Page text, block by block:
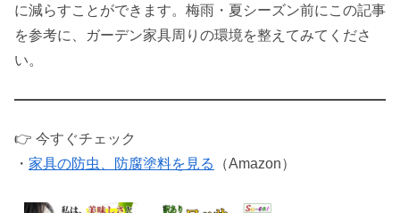
に減らすことができます。梅雨・夏シーズン前にこの記事
を参考に、ガーデン家具周りの環境を整えてみてくださ
い。
👉 今すぐチェック
・ 家具の防虫、防腐塗料を見る （Amazon）